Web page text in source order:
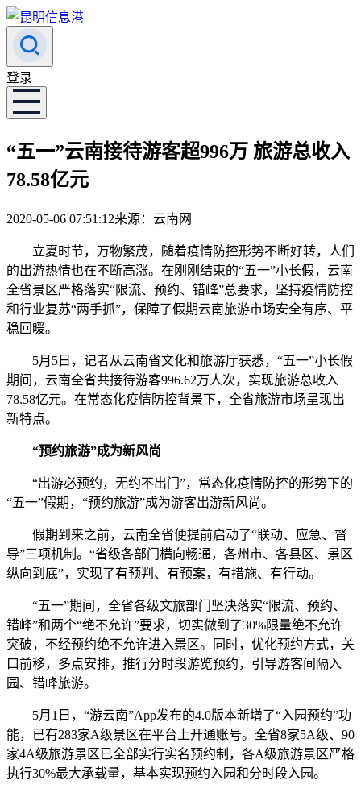
登录
“五一”云南接待游客超996万 旅游总收入
78.58亿元
2020-05-06 07:51:12来源：云南网
立夏时节，万物繁茂，随着疫情防控形势不断好转，人们
的出游热情也在不断高涨。在刚刚结束的“五一”小长假，云南
全省景区严格落实“限流、预约、错峰”总要求，坚持疫情防控
和行业复苏“两手抓”，保障了假期云南旅游市场安全有序、平
稳回暖。
5月5日，记者从云南省文化和旅游厅获悉，“五一”小长假
期间，云南全省共接待游客996.62万人次，实现旅游总收入
78.58亿元。在常态化疫情防控背景下，全省旅游市场呈现出
新特点。
“预约旅游”成为新风尚
“出游必预约，无约不出门”，常态化疫情防控的形势下的
“五一”假期，“预约旅游”成为游客出游新风尚。
假期到来之前，云南全省便提前启动了“联动、应急、督
导”三项机制。“省级各部门横向畅通，各州市、各县区、景区
纵向到底”，实现了有预判、有预案，有措施、有行动。
“五一”期间，全省各级文旅部门坚决落实“限流、预约、
错峰”和两个“绝不允许”要求，切实做到了30%限量绝不允许
突破，不经预约绝不允许进入景区。同时，优化预约方式，关
口前移，多点安排，推行分时段游览预约，引导游客间隔入
园、错峰旅游。
5月1日，“游云南”App发布的4.0版本新增了“入园预约”功
能，已有283家A级景区在平台上开通账号。全省8家5A级、90
家4A级旅游景区已全部实行实名预约制，各A级旅游景区严格
执行30%最大承载量，基本实现预约入园和分时段入园。